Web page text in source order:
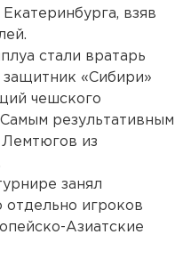
взяв
стали вратарь
«Сибири»
чешского
результативным
из
занял
отдельно игроков
Азиатские